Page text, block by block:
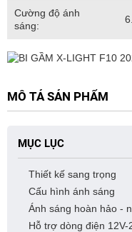
Cường độ ánh
sáng:
MÔ TẢ SẢN PHẨM
MỤC LỤC
Thiết kế sang trọng
Cấu hình ánh sáng
Ánh sáng hoàn hảo -
Hỗ trợ dòng điện 12V-